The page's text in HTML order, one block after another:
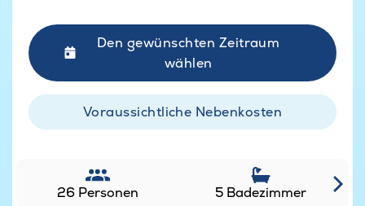
Den gewünschten Zeitraum
wählen
Voraussichtliche Nebenkosten
26 Personen 5 Badezimmer